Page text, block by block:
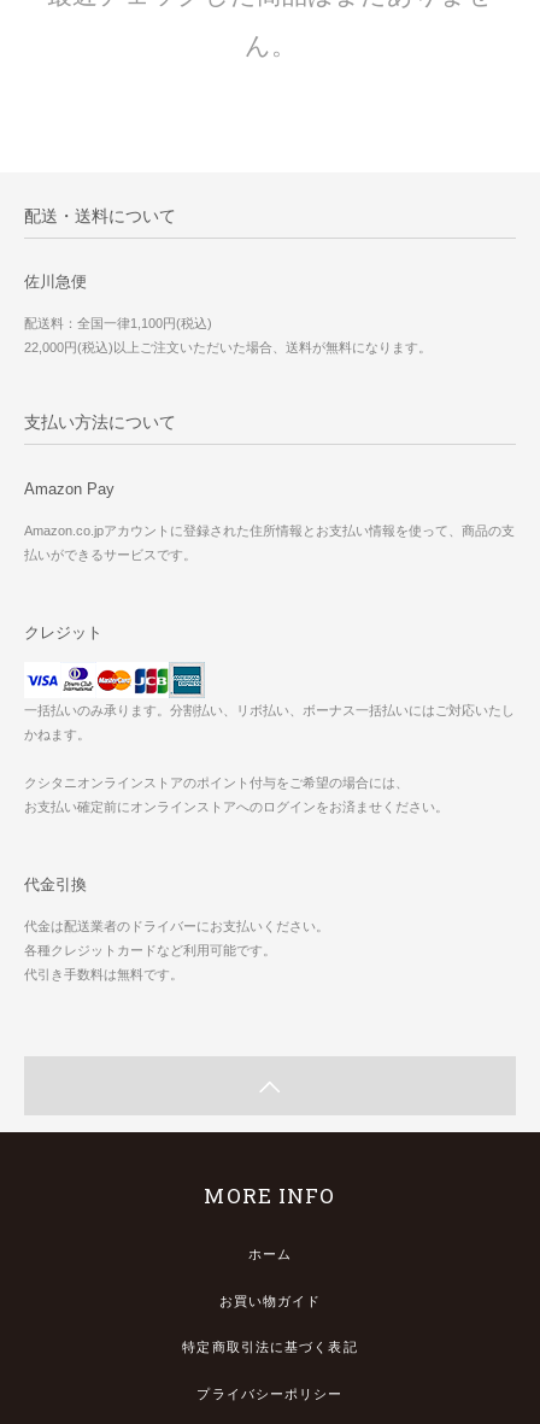
ん。
配送・送料について
佐川急便
配送料：全国一律1,100円(税込)
22,000円(税込)以上ご注文いただいた場合、送料が無料になります。
支払い方法について
Amazon Pay
Amazon.co.jpアカウントに登録された住所情報とお支払い情報を使って、商品の支
払いができるサービスです。
クレジット
一括払いのみ承ります。分割払い、リボ払い、ボーナス一括払いにはご対応いたし
かねます。
クシタニオンラインストアのポイント付与をご希望の場合には、
お支払い確定前にオンラインストアへのログインをお済ませください。
代金引換
代金は配送業者のドライバーにお支払いください。
各種クレジットカードなど利用可能です。
代引き手数料は無料です。
MORE INFO
ホーム
お買い物ガイド
特定商取引法に基づく表記
プライバシーポリシー